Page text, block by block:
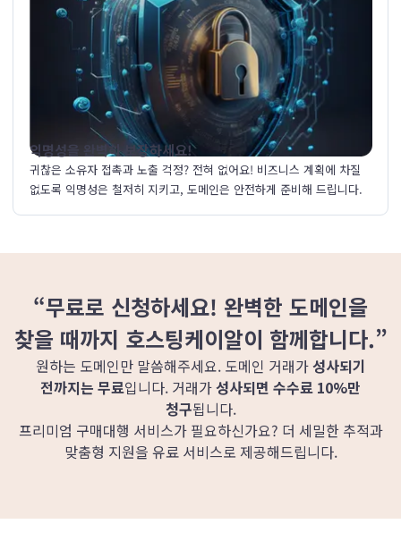
익명성을 완벽히 보장하세요!
귀찮은 소유자 접촉과 노출 걱정? 전혀 없어요! 비즈니스 계획에 차질
없도록 익명성은 철저히 지키고, 도메인은 안전하게 준비해 드립니다.
“무료로 신청하세요! 완벽한 도메인을
찾을 때까지 호스팅케이알이 함께합니다.”
원하는 도메인만 말씀해주세요. 도메인 거래가성사되기
전까지는 무료입니다. 거래가성사되면 수수료 10%만
청구됩니다.
프리미엄 구매대행 서비스가 필요하신가요? 더 세밀한 추적과
맞춤형 지원을 유료 서비스로 제공해드립니다.